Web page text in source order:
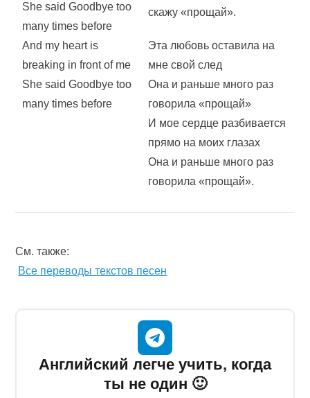
She said Goodbye too
many times before
And my heart is
breaking in front of me
She said Goodbye too
many times before
скажу «прощай».
Эта любовь оставила на
мне свой след
Она и раньше много раз
говорила «прощай»
И мое сердце разбивается
прямо на моих глазах
Она и раньше много раз
говорила «прощай».
См. также:
Все переводы текстов песен
Английский легче учить, когда
ты не один 🙂